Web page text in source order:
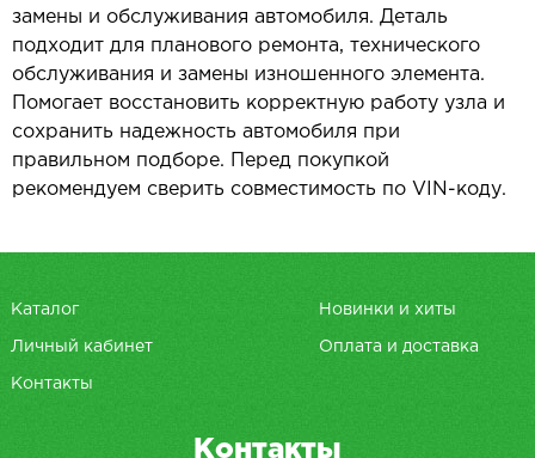
замены и обслуживания автомобиля. Деталь
подходит для планового ремонта, технического
обслуживания и замены изношенного элемента.
Помогает восстановить корректную работу узла и
сохранить надежность автомобиля при
правильном подборе. Перед покупкой
рекомендуем сверить совместимость по VIN-коду.
Каталог Новинки и хиты
Личный кабинет Оплата и доставка
Контакты
Контакты